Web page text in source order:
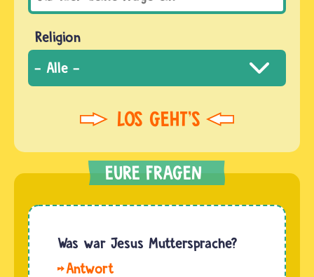
Religion
Was war Jesus Muttersprache?